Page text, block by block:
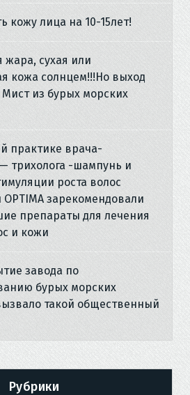
кожу лица на 10-15лет!
сухая или
кожа солнцем!!!Но выход
Мист из бурых морских
практике врача-
трихолога -шампунь и
роста волос
зарекомендовали
препараты для лечения
и кожи
завода по
бурых морских
такой общественный
Рубрики